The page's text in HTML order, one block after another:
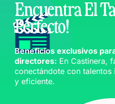
Encuentra El
Perfecto!
Beneficios exclusivos
directores: En Castinera,
conectándote con
y eficiente.